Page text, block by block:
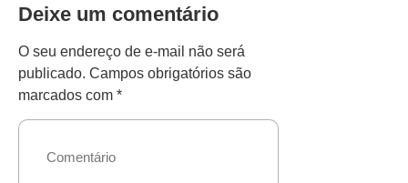
Deixe um comentário
O seu endereço de e-mail não será
publicado. Campos obrigatórios são
marcados com *